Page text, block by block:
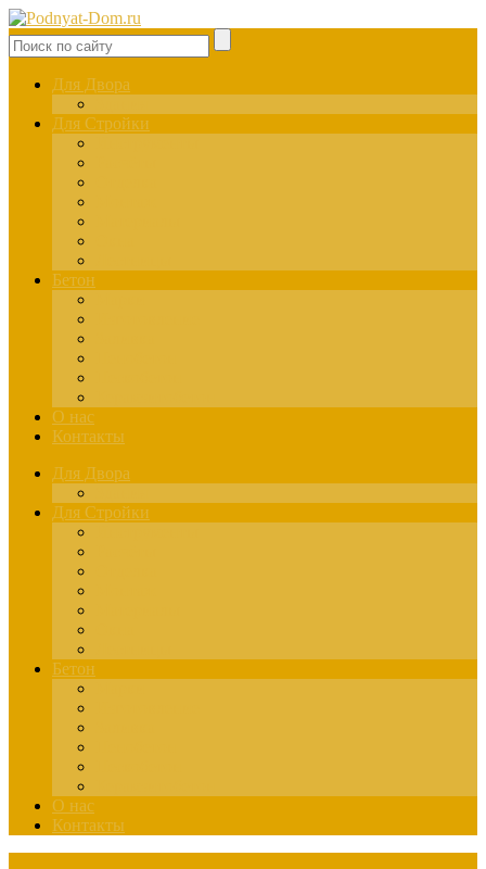
Для Двора
Для Стройки
Бетон
О нас
Контакты
Для Двора
Для Стройки
Бетон
О нас
Контакты